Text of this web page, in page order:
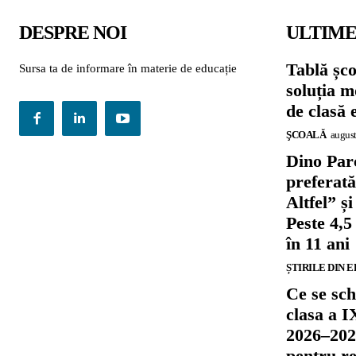
DESPRE NOI
Sursa ta de informare în materie de educație
Tablă
soluția
de clasă
ŞCOALĂ
Dino
Altfel” și
Peste
în 11 ani
ȘTIRILE DIN
Ce se
clasa a